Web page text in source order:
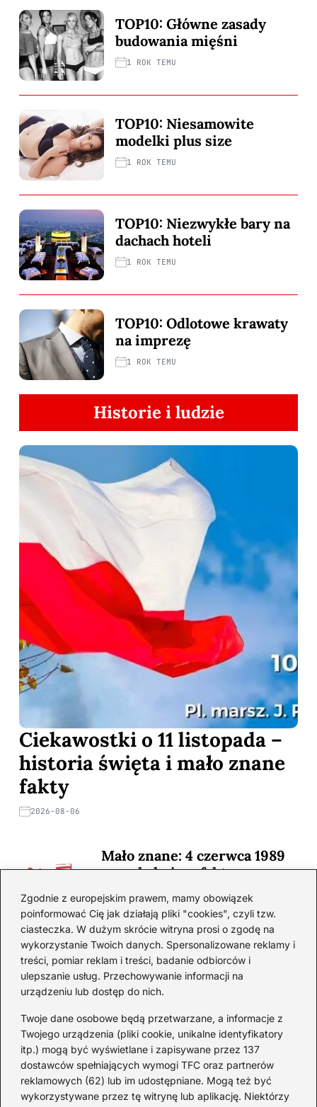
Zgodnie z europejskim prawem, mamy obowiązek
poinformować Cię jak działają pliki "cookies", czyli tzw.
ciasteczka. W dużym skrócie witryna prosi o zgodę na
wykorzystanie Twoich danych. Spersonalizowane reklamy i
treści, pomiar reklam i treści, badanie odbiorców i
ulepszanie usług. Przechowywanie informacji na
urządzeniu lub dostęp do nich.
Twoje dane osobowe będą przetwarzane, a informacje z
Twojego urządzenia (pliki cookie, unikalne identyfikatory
itp.) mogą być wyświetlane i zapisywane przez 137
dostawców spełniających wymogi TFC oraz partnerów
reklamowych (62) lub im udostępniane. Mogą też być
wykorzystywane przez tę witrynę lub aplikację. Niektórzy
TOP10: Główne zasady
budowania mięśni
1 ROK TEMU
TOP10: Niesamowite
modelki plus size
1 ROK TEMU
TOP10: Niezwykłe bary na
dachach hoteli
1 ROK TEMU
TOP10: Odlotowe krawaty
na imprezę
1 ROK TEMU
Historie i ludzie
Ciekawostki o 11 listopada –
historia święta i mało znane
fakty
2026-08-06
Mało znane: 4 czerwca 1989
— zaskakujące fakty
2026-08-03
Ciekawostki o 1. wojnie
światowej — mało znane
fakty i historie
2026-08-02
Zaskakujące ciekawostki o
Krzysztofie Kolumbie
2026-07-20
Mało znane ciekawostki o
Wisławie Szymborskiej